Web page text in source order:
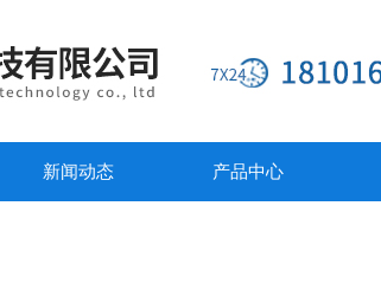
新闻动态 产品中心